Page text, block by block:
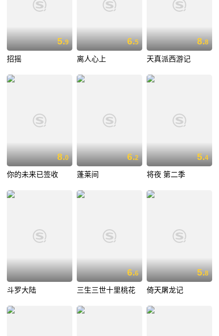
5.9
招摇
6.5
离人心上
8.8
天真派西游记
8.0
你的未来已签收
6.2
蓬莱间
5.4
将夜 第二季
斗罗大陆
6.6
三生三世十里桃花
5.8
倚天屠龙记